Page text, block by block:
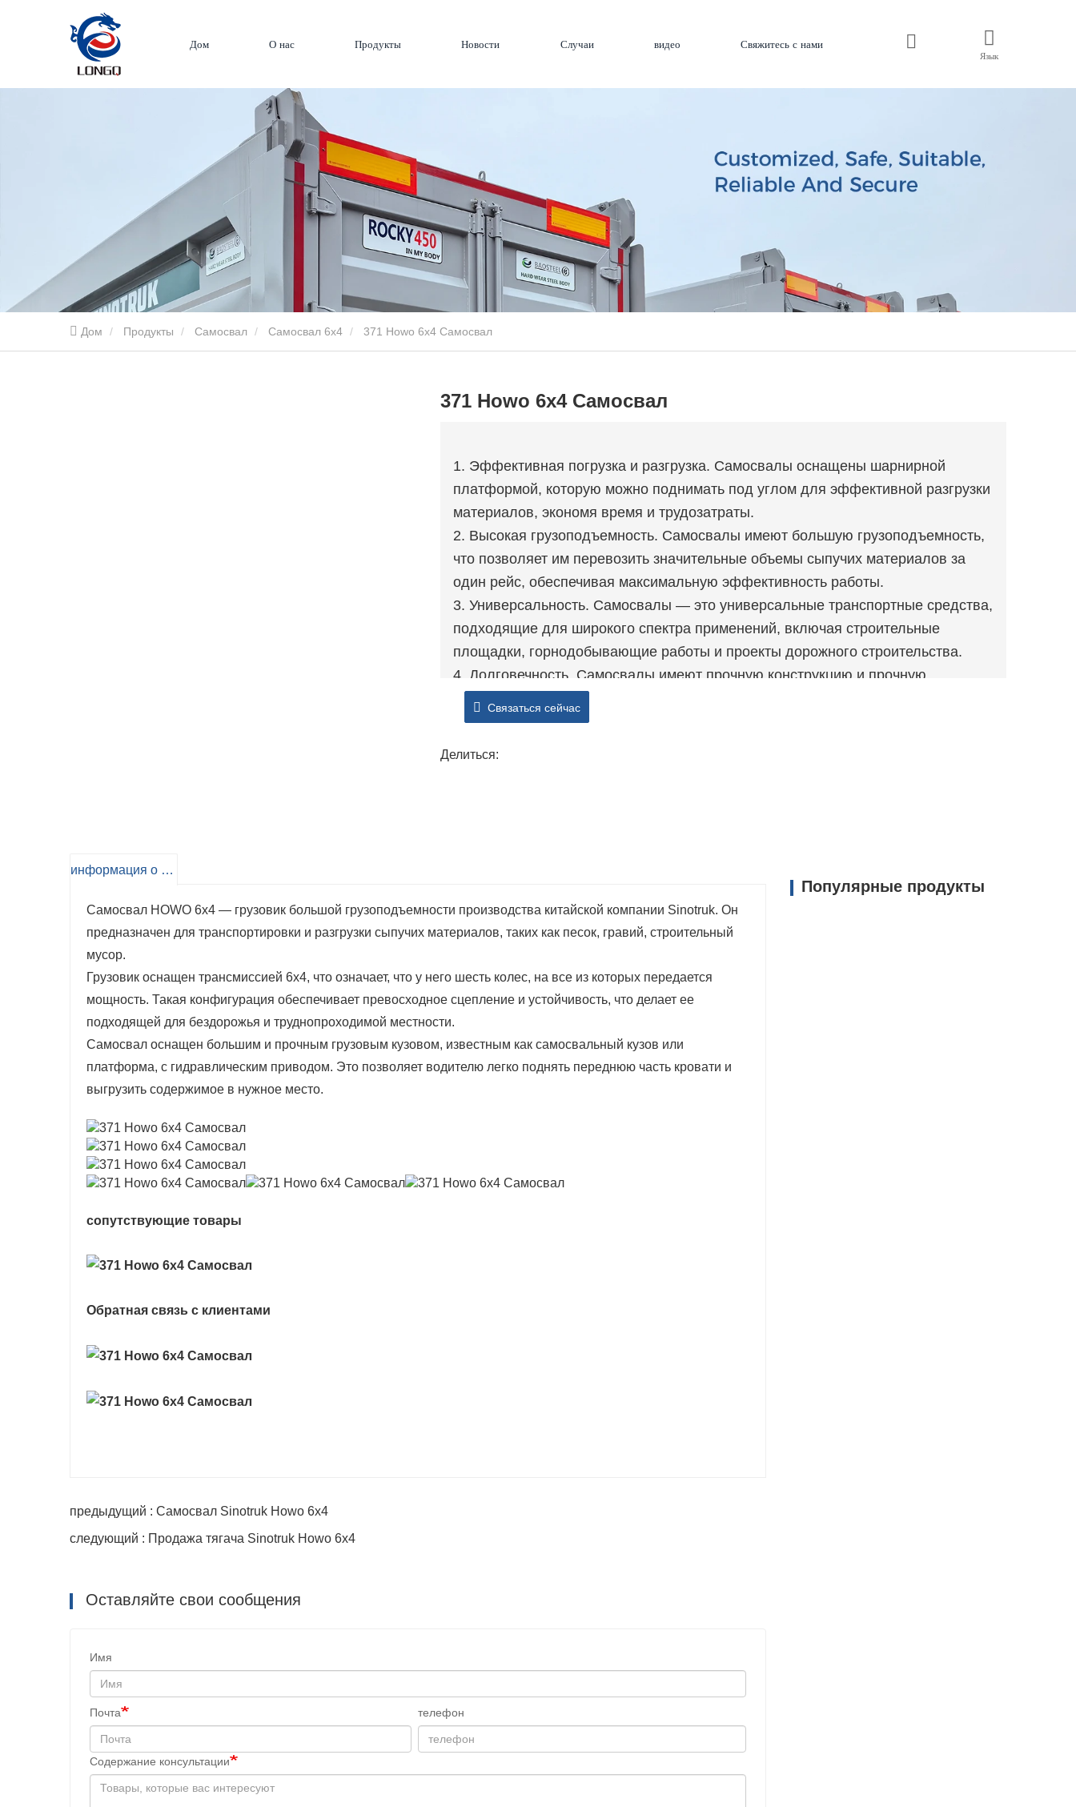
Дом О нас Продукты Новости Случаи видео Свяжитесь с нами
Язык
Дом Продукты Самосвал Самосвал 6x4 371 Howo 6x4 Самосвал
371 Howo 6x4 Самосвал
1. Эффективная погрузка и разгрузка. Самосвалы оснащены шарнирной
платформой, которую можно поднимать под углом для эффективной разгрузки
материалов, экономя время и трудозатраты.
2. Высокая грузоподъемность. Самосвалы имеют большую грузоподъемность,
что позволяет им перевозить значительные объемы сыпучих материалов за
один рейс, обеспечивая максимальную эффективность работы.
3. Универсальность. Самосвалы — это универсальные транспортные средства,
подходящие для широкого спектра применений, включая строительные
площадки, горнодобывающие работы и проекты дорожного строительства.
4. Долговечность. Самосвалы имеют прочную конструкцию и прочную
конструкцию, что делает их долговечными и надежными даже в тяжелых
условиях работы.
Связаться сейчас
Делиться:
информация о продукте
Самосвал HOWO 6x4 — грузовик большой грузоподъемности производства китайской компании Sinotruk. Он
предназначен для транспортировки и разгрузки сыпучих материалов, таких как песок, гравий, строительный
мусор.
Грузовик оснащен трансмиссией 6x4, что означает, что у него шесть колес, на все из которых передается
мощность. Такая конфигурация обеспечивает превосходное сцепление и устойчивость, что делает ее
подходящей для бездорожья и труднопроходимой местности.
Самосвал оснащен большим и прочным грузовым кузовом, известным как самосвальный кузов или
платформа, с гидравлическим приводом. Это позволяет водителю легко поднять переднюю часть кровати и
выгрузить содержимое в нужное место.
сопутствующие товары
Обратная связь с клиентами
предыдущий : Самосвал Sinotruk Howo 6x4
следующий : Продажа тягача Sinotruk Howo 6x4
Оставляйте свои сообщения
Имя
Почта телефон
Содержание консультации
Популярные продукты